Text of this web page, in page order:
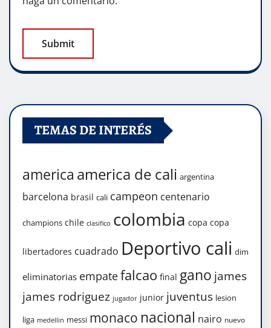
TEMAS DE INTERÉS
america america de cali argentina
barcelona brasil cali campeon centenario
champions chile clasifico colombia copa copa
libertadores cuadrado Deportivo cali dim
eliminatorias empatefalcao final gano james
james rodriguez jugador junior juventus lesion
liga medellin messi monaco nacional nairo nuevo